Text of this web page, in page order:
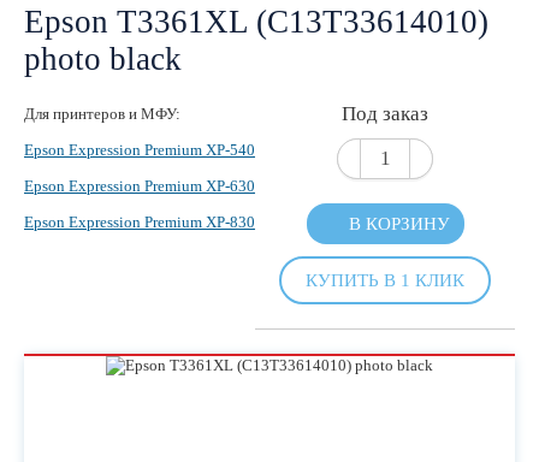
Epson T3361XL (C13T33614010)
photo black
Для принтеров и МФУ:
Epson Expression Premium XP-540
Epson Expression Premium XP-630
Epson Expression Premium XP-830
Под заказ
В КОРЗИНУ
КУПИТЬ В 1 КЛИК